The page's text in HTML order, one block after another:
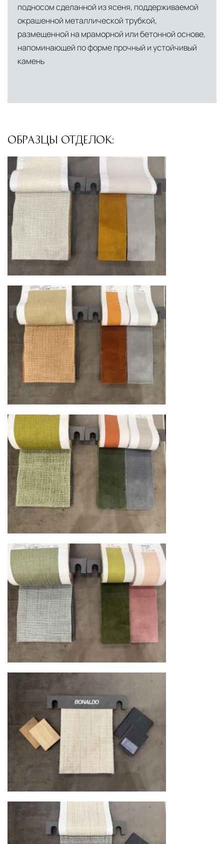
подносом сделанной из ясеня, поддерживаемой
окрашенной металлической трубкой,
размещенной на мраморной или бетонной основе,
напоминающей по форме прочный и устойчивый
камень
ОБРАЗЦЫ ОТДЕЛОК: